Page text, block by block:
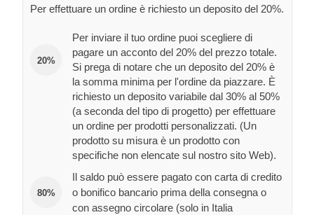
Per effettuare un ordine è richiesto un deposito del 20%.
20%
Per inviare il tuo ordine puoi scegliere di
pagare un acconto del 20% del prezzo totale.
Si prega di notare che un deposito del 20% è
la somma minima per l'ordine da piazzare. È
richiesto un deposito variabile dal 30% al 50%
(a seconda del tipo di progetto) per effettuare
un ordine per prodotti personalizzati. (Un
prodotto su misura è un prodotto con
specifiche non elencate sul nostro sito Web).
80%
Il saldo può essere pagato con carta di credito
o bonifico bancario prima della consegna o
con assegno circolare (solo in Italia